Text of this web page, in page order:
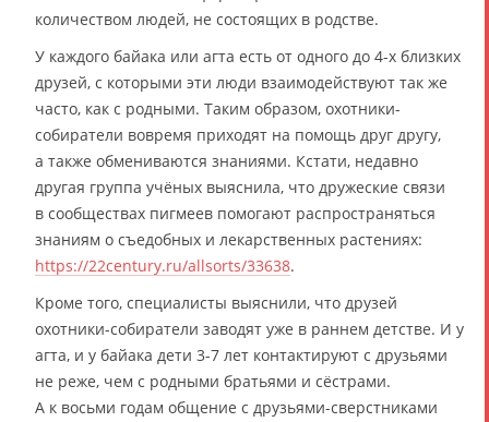
количеством людей, не состоящих в родстве.
У каждого байака или агта есть от одного до 4-х близких
друзей, с которыми эти люди взаимодействуют так же
часто, как с родными. Таким образом, охотники-
собиратели вовремя приходят на помощь друг другу,
а также обмениваются знаниями. Кстати, недавно
другая группа учёных выяснила, что дружеские связи
в сообществах пигмеев помогают распространяться
знаниям о съедобных и лекарственных растениях:
https://22century.ru/allsorts/33638.
Кроме того, специалисты выяснили, что друзей
охотники-собиратели заводят уже в раннем детстве. И у
агта, и у байака дети 3-7 лет контактируют с друзьями
не реже, чем с родными братьями и сёстрами.
А к восьми годам общение с друзьями-сверстниками